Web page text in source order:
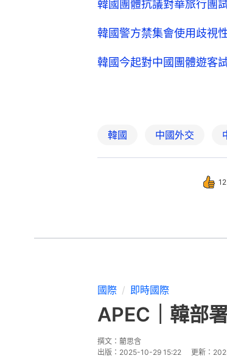
韓國團體抗議對華旅行團
韓國警方禁集會使用歧視
韓國今起對中國團體遊客
韓國 中國外交
12
國際 即時國際
APEC｜韓部
撰文： 藺思含
出版： 2025-10-29 15:22 更新：